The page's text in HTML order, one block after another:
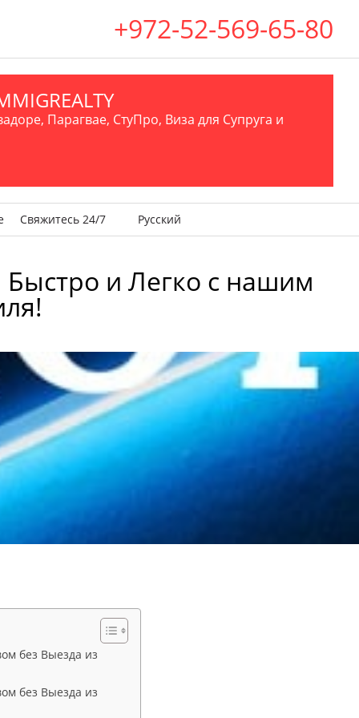
+972-52-569-65-80
Парагвае, СтуПро, Виза для Супруга и
Свяжитесь 24/7 Русский
и Легко с нашим
без Выезда из
без Выезда из